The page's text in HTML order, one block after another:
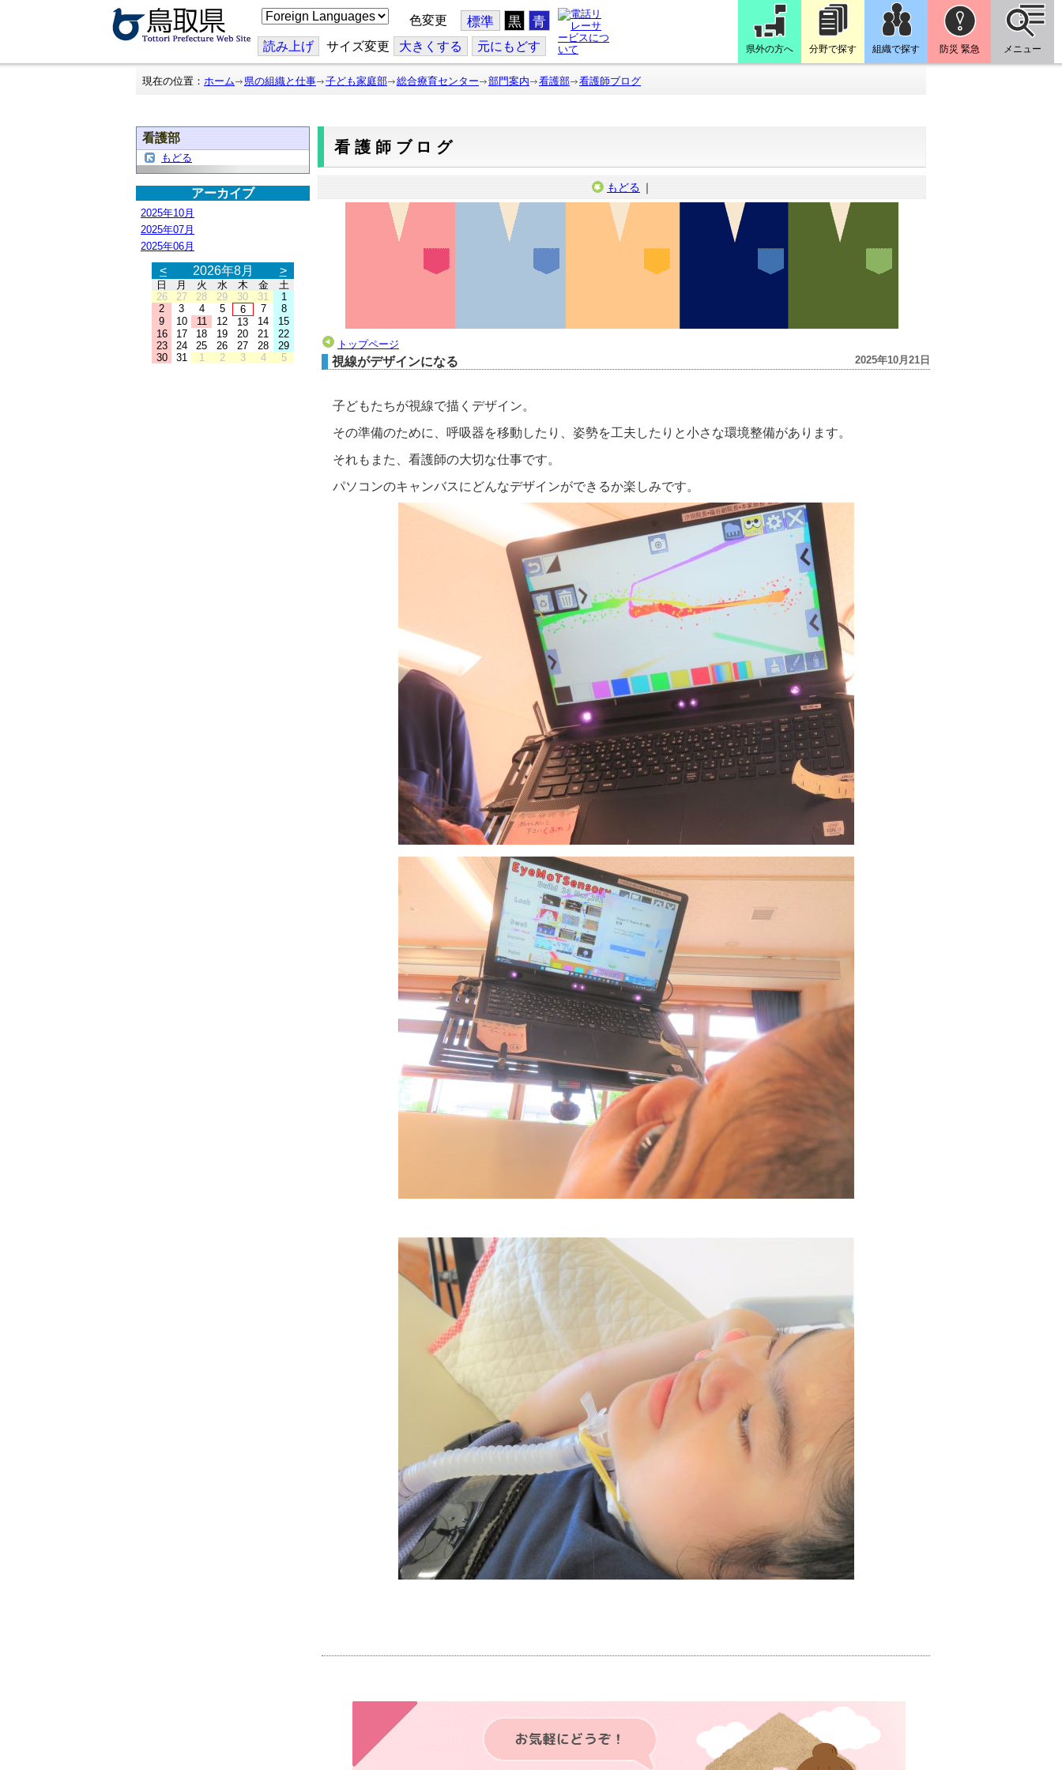
こ
の
ジ
を
翻
色変更 標準 黒 青
読み上げ サイズ変更 大きくする 元にもどす 県外の方へ 分野で探す 組織で探す 防災 緊急 メニュー
現在の位置： ホーム 県の組織と仕事 子ども家庭部 総合療育センター 部門案内 看護部 看護師ブログ
看護部
もどる
アーカイブ
2025年10月
2025年07月
2025年06月
< 2026年8月 >
日 月 火 水 木 金
土
26
27 28 29 30 31
1
2
3 4 5 6 7
8
9
10 11 12 13 14
15
16
17 18 19 20 21
22
23
24 25 26 27 28
29
30
31 1 2 3 4 5
看護師ブログ
もどる ｜
トップページ
2025年10月21日
視線がデザインになる
子どもたちが視線で描くデザイン。
その準備のために、呼吸器を移動したり、姿勢を工夫したりと小さな環境整備があります。
それもまた、看護師の大切な仕事です。
パソコンのキャンバスにどんなデザインができるか楽しみです。